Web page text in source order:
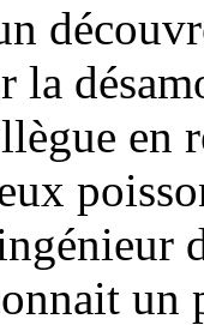
la
en
un